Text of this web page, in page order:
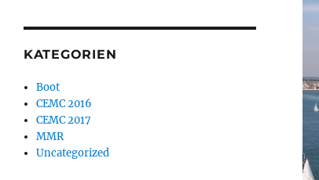
KATEGORIEN
Boot
CEMC 2016
CEMC 2017
MMR
Uncategorized